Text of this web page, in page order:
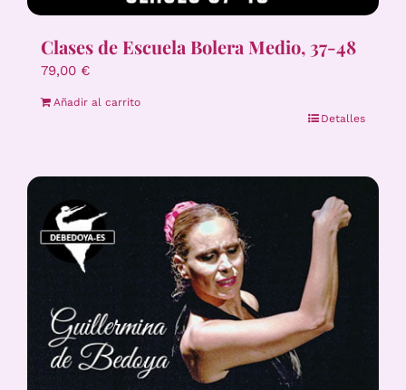
Clases de Escuela Bolera Medio, 37-48
79,00 €
Añadir al carrito
Detalles